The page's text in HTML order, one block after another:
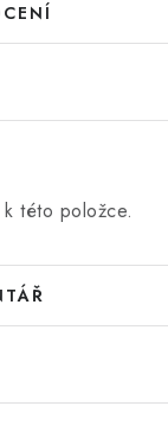
této položce.